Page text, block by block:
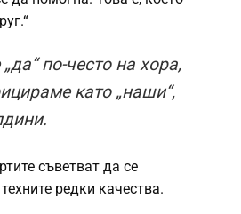
по-често на хора,
като „наши“,
съветват да се
редки качества.